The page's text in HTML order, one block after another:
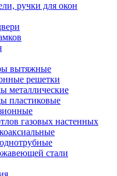
ручки для окон
вытяжные
решетки
металлические
пластиковые
газовых настенных
стали